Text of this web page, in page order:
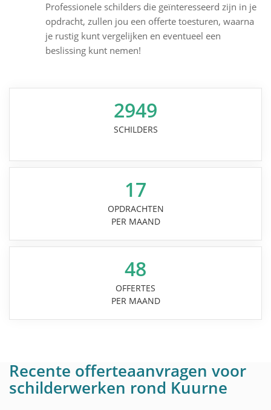
Professionele schilders die geïnteresseerd zijn in je
opdracht, zullen jou een offerte toesturen, waarna
je rustig kunt vergelijken en eventueel een
beslissing kunt nemen!
2949
SCHILDERS
17
OPDRACHTEN
PER MAAND
48
OFFERTES
PER MAAND
Recente offerteaanvragen voor
schilderwerken rond Kuurne